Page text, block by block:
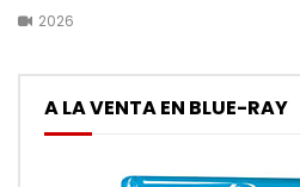
2026
A LA VENTA EN BLUE-RAY